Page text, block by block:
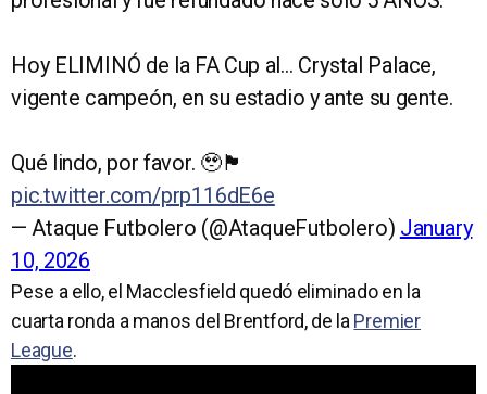
Hoy ELIMINÓ de la FA Cup al… Crystal Palace,
vigente campeón, en su estadio y ante su gente.
Qué lindo, por favor. 🥹🏴󠁧󠁢󠁥󠁮󠁧󠁿
pic.twitter.com/prp116dE6e
— Ataque Futbolero (@AtaqueFutbolero) January
10, 2026
Pese a ello, el Macclesfield quedó eliminado en la
cuarta ronda a manos del Brentford, de laPremier
League.